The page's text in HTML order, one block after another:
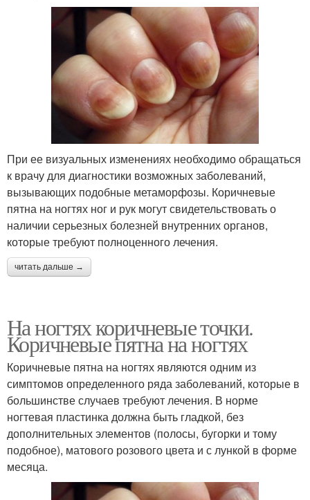
При ее визуальных изменениях необходимо обращаться
к врачу для диагностики возможных заболеваний,
вызывающих подобные метаморфозы. Коричневые
пятна на ногтях ног и рук могут свидетельствовать о
наличии серьезных болезней внутренних органов,
которые требуют полноценного лечения.
читать дальше →
На ногтях коричневые точки.
Коричневые пятна на ногтях
Коричневые пятна на ногтях являются одним из
симптомов определенного ряда заболеваний, которые в
большинстве случаев требуют лечения. В норме
ногтевая пластинка должна быть гладкой, без
дополнительных элементов (полосы, бугорки и тому
подобное), матового розового цвета и с лункой в форме
месяца.